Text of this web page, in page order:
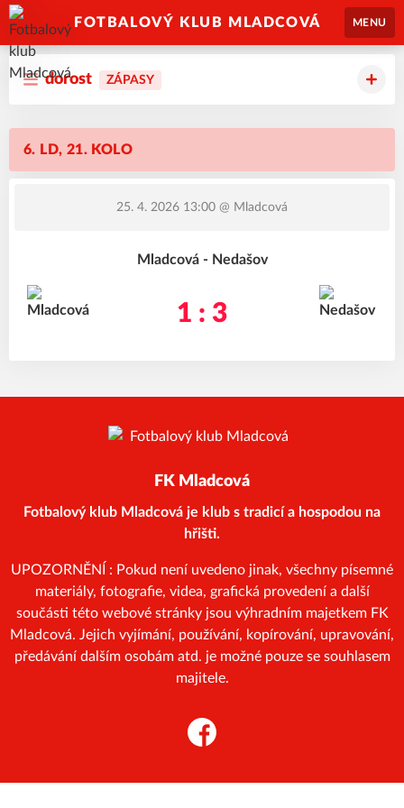
FOTBALOVÝ KLUB MLADCOVÁ MENU
dorost ZÁPASY
6. LD, 21. KOLO
25. 4. 2026 13:00 @ Mladcová
Mladcová - Nedašov
1 : 3
FK Mladcová
Fotbalový klub Mladcová je klub s tradicí a hospodou na
hřišti.
UPOZORNĚNÍ : Pokud není uvedeno jinak, všechny písemné
materiály, fotografie, videa, grafická provedení a další
součásti této webové stránky jsou výhradním majetkem FK
Mladcová. Jejich vyjímání, používání, kopírování, upravování,
předávání dalším osobám atd. je možné pouze se souhlasem
majitele.
Facebook